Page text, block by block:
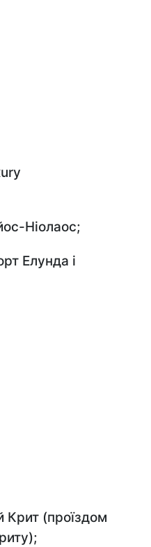
Ніолаос;
Елунда і
Крит (проїздом